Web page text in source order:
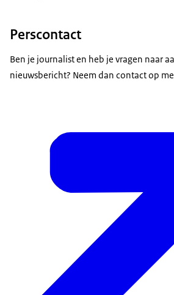
Perscontact
Ben je journalist en heb je vragen naar
nieuwsbericht? Neem dan contact op